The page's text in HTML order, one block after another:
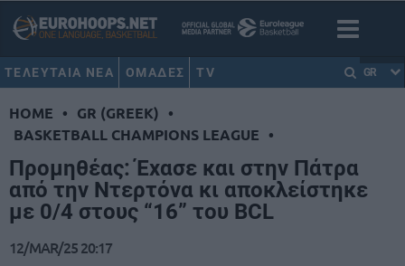
ΤΕΛΕΥΤΑΙΑ ΝΕΑ ΟΜΑΔΕΣ TV GR
HOME • GR (GREEK) •
BASKETBALL CHAMPIONS LEAGUE •
Προμηθέας: Έχασε και στην Πάτρα
από την Ντερτόνα κι αποκλείστηκε
με 0/4 στους “16” του BCL
12/MAR/25 20:17